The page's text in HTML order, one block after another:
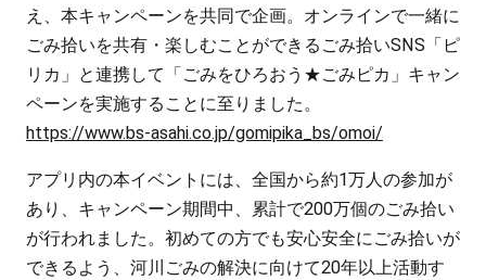
え、本キャンペーンを共同で企画。オンラインで一緒に
ごみ拾いを共有・楽しむことができるごみ拾いSNS「ピ
リカ」と連携して「ごみをひろおう★ごみピカ」キャン
ペーンを実施することに至りました。
https://www.bs-asahi.co.jp/gomipika_bs/omoi/
アプリ内の本イベントには、全国から約1万人の参加が
あり、キャンペーン期間中、累計で200万個のごみ拾い
が行われました。初めての方でも安心安全にごみ拾いが
できるよう、河川ごみの解決に向けて20年以上活動す